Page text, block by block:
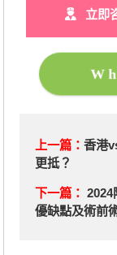
立即
上一篇： 香港
更抵？
下一篇： 2024
優缺點及術前